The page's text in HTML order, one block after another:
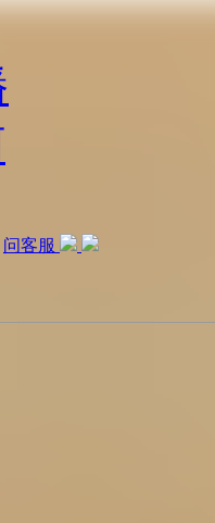
问客服